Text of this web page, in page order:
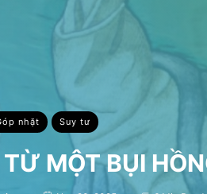
nhặt Suy tư
MỘT BỤI